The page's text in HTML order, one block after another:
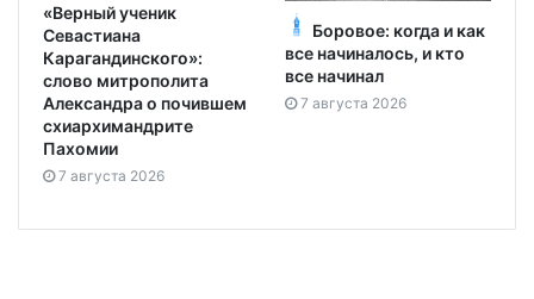
«Верный ученик
Севастиана
Карагандинского»:
слово митрополита
Александра о почившем
схиархимандрите
Пахомии
7 августа 2026
Боровое: когда и как
все начиналось, и кто
все начинал
7 августа 2026